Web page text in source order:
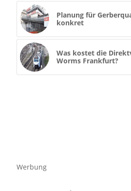
Planung für
konkret
Was kostet die
Worms Frankfurt?
Werbung